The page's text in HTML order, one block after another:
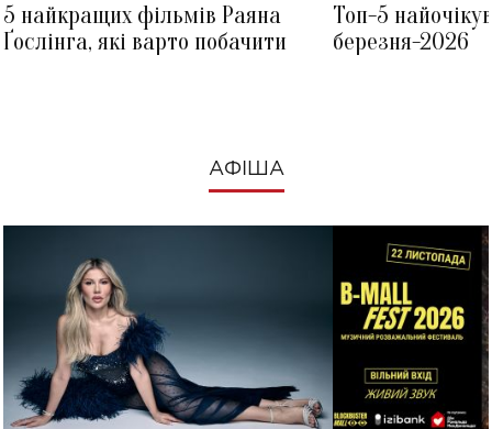
5 найкращих фільмів Раяна
Ґослінга, які варто побачити
Топ-5
березня-2026
АФІША